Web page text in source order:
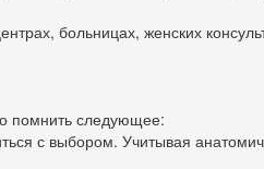
больницах, женских
помнить следующее:
с выбором. Учитывая